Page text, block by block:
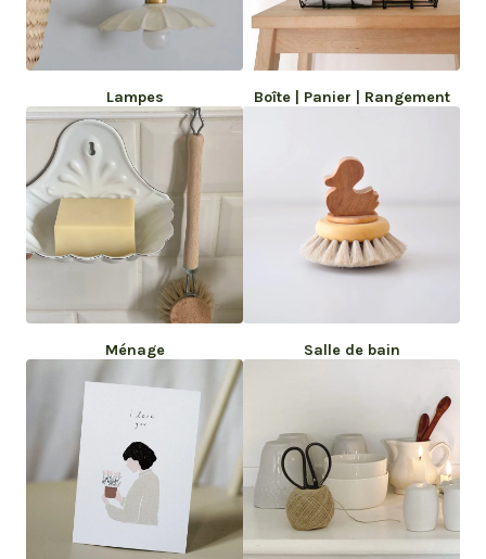
Lampes Boîte | Panier | Rangement
Ménage Salle de bain